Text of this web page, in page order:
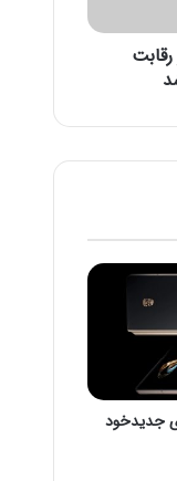
بر رقابت
جدیدخود